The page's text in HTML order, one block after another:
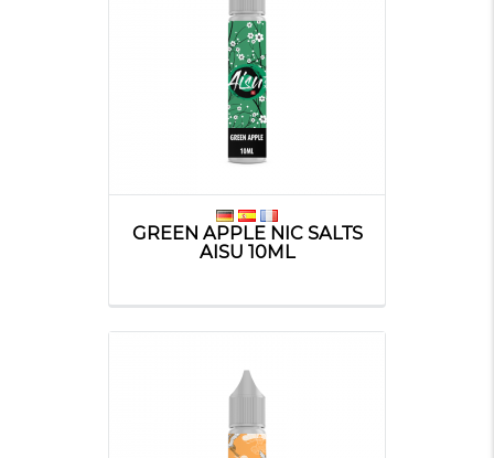
GREEN APPLE NIC SALTS
AISU 10ML